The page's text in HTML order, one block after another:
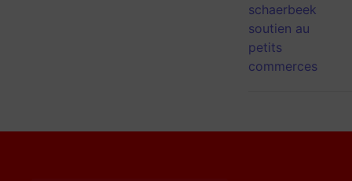
schaerbeek
soutien au
petits
commerces